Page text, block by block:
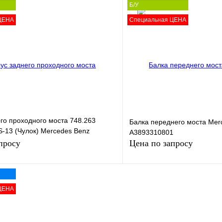
наличии
проходного моста 748.263
13 (Чулок) Mercedes Benz
Б/У
Специальная ЦЕНА
Балка переднего моста
A3893310801
Цена по запросу